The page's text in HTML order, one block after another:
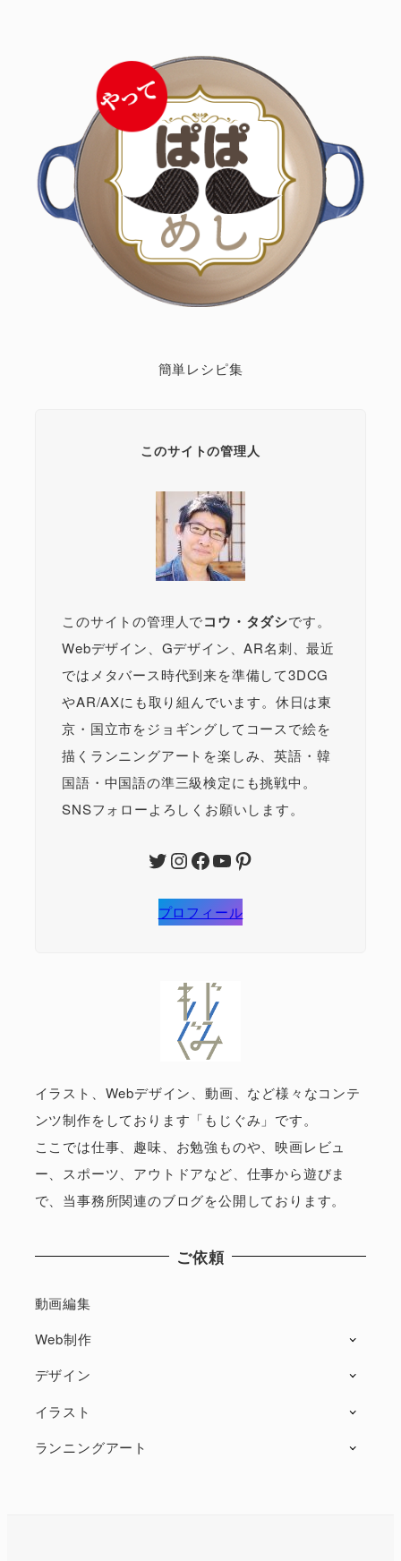
簡単レシピ集
このサイトの管理人
このサイトの管理人でコウ・タダシです。
Webデザイン、Gデザイン、AR名刺、最近
ではメタバース時代到来を準備して3DCG
やAR/AXにも取り組んでいます。休日は東
京・国立市をジョギングしてコースで絵を
描くランニングアートを楽しみ、英語・韓
国語・中国語の準三級検定にも挑戦中。
SNSフォローよろしくお願いします。
Twitter InstagramFacebook YouTube Pinterest
プロフィール
イラスト、Webデザイン、動画、など様々なコンテ
ンツ制作をしております「もじぐみ」です。
ここでは仕事、趣味、お勉強ものや、映画レビュ
ー、スポーツ、アウトドアなど、仕事から遊びま
で、当事務所関連のブログを公開しております。
ご依頼
動画編集
Web制作
デザイン
イラスト
ランニングアート